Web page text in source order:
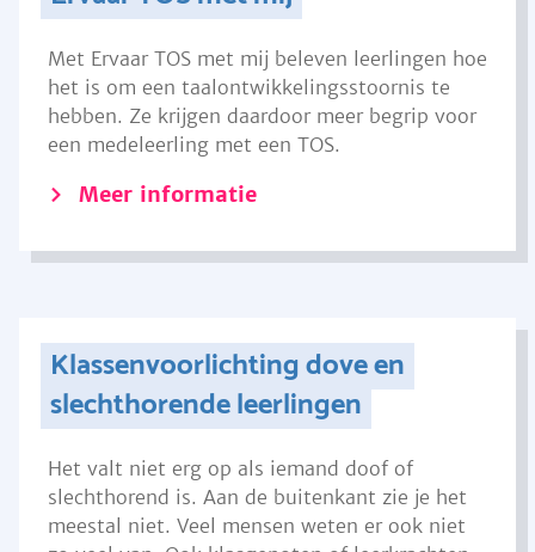
Met Ervaar TOS met mij beleven leerlingen hoe
het is om een taalontwikkelingsstoornis te
hebben. Ze krijgen daardoor meer begrip voor
een medeleerling met een TOS.
Meer informatie
Klassenvoorlichting dove en
slechthorende leerlingen
Het valt niet erg op als iemand doof of
slechthorend is. Aan de buitenkant zie je het
meestal niet. Veel mensen weten er ook niet